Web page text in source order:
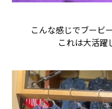
こんな感じでブービ
これは大活